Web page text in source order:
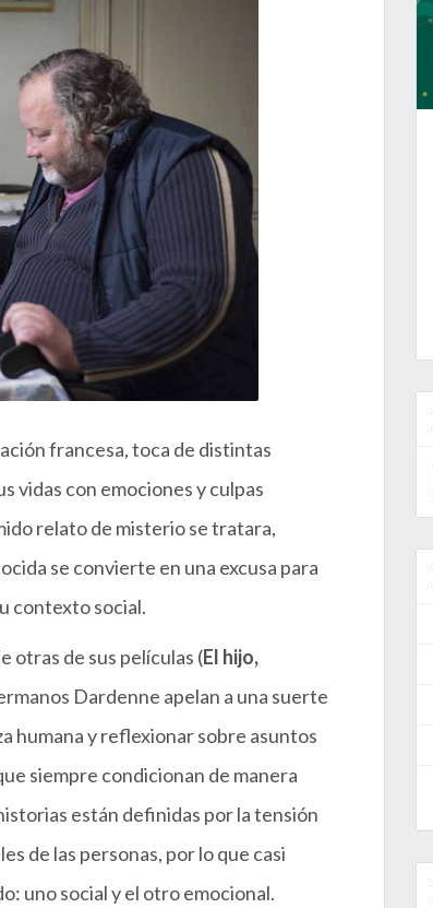
francesa, toca de distintas
vidas con emociones y culpas
relato de misterio se tratara,
se convierte en una excusa para
contexto social.
otras de sus películas (El hijo,
Dardenne apelan a una suerte
humana y reflexionar sobre asuntos
siempre condicionan de manera
están definidas por la tensión
de las personas, por lo que casi
uno social y el otro emocional.